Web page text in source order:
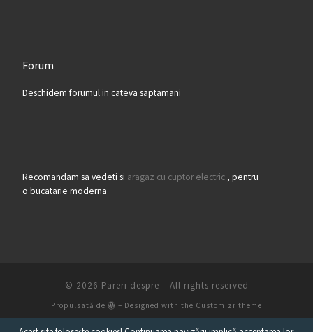
Forum
Deschidem forumul in cateva saptamani
Recomandam sa vedeti si aragaz cu cuptor electric, pentru
o bucatarie moderna
© 2026 Pareri despre – All rights reserved
Propulsată de – Designed with the Customizr theme